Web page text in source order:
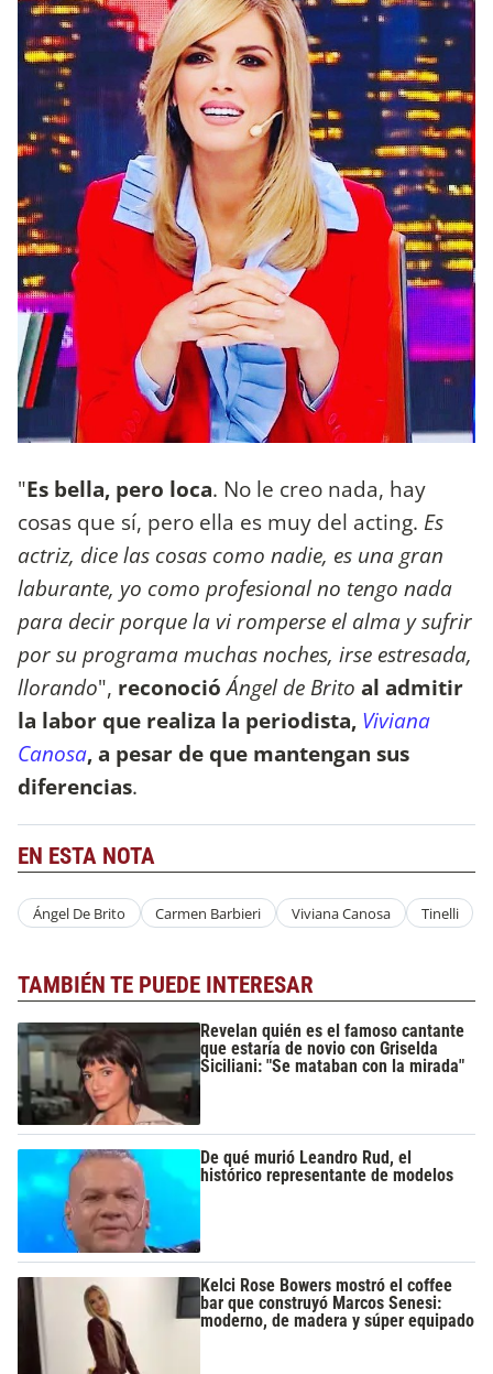
"Es bella, pero loca. No le creo nada, hay
cosas que sí, pero ella es muy del acting. Es
actriz, dice las cosas como nadie, es una gran
laburante, yo como profesional no tengo nada
para decir porque la vi romperse el alma y sufrir
por su programa muchas noches, irse estresada,
llorando", reconocióÁngel de Brito al admitir
la labor que realiza la periodista, Viviana
Canosa, a pesar de que mantengan sus
diferencias.
EN ESTA NOTA
Ángel De Brito Carmen Barbieri Viviana Canosa Tinelli
TAMBIÉN TE PUEDE INTERESAR
Revelan quién es el famoso cantante
que estaría de novio con Griselda
Siciliani: "Se mataban con la mirada"
De qué murió Leandro Rud, el
histórico representante de modelos
Kelci Rose Bowers mostró el coffee
bar que construyó Marcos Senesi:
moderno, de madera y súper equipado